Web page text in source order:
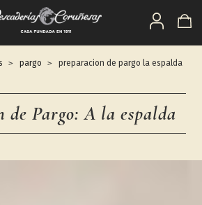
pargo preparacion de pargo la espalda
de Pargo: A la espalda